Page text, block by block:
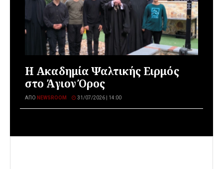
Η Ακαδημία Ψαλτικής Ειρμός
στο Άγιον Όρος
ΑΠΌ NEWSROOM 31/07/2026 | 14:00